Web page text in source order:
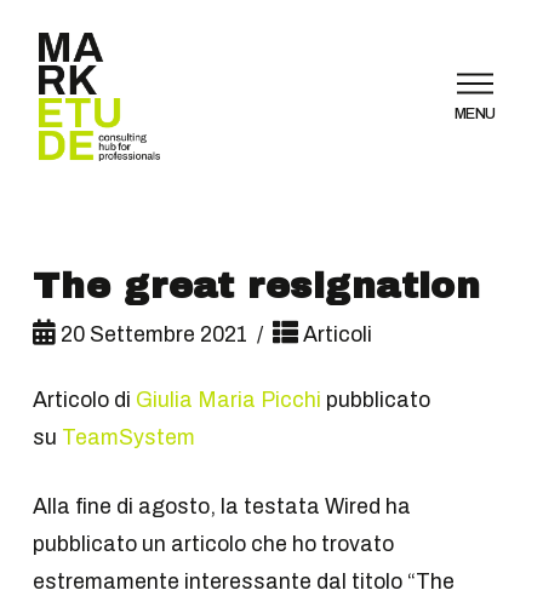
MENU
The great resignation
20 Settembre 2021 Articoli
Articolo di Giulia Maria Picchi pubblicato
su TeamSystem
Alla fine di agosto, la testata Wired ha
pubblicato un articolo che ho trovato
estremamente interessante dal titolo “The